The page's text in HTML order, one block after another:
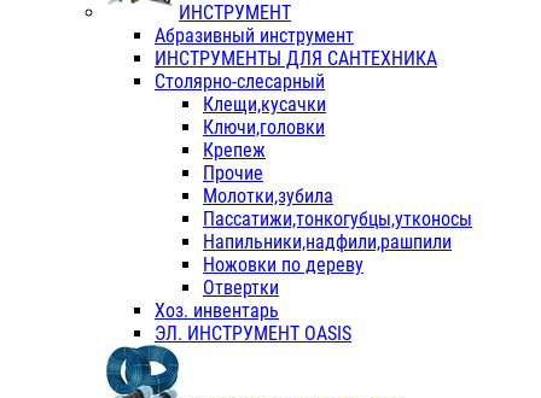
ИНСТРУМЕНТ
Абразивный инструмент
ИНСТРУМЕНТЫ ДЛЯ САНТЕХНИКА
Столярно-слесарный
Клещи,кусачки
Ключи,головки
Крепеж
Прочие
Молотки,зубила
Пассатижи,тонкогубцы,утконосы
Напильники,надфили,рашпили
Ножовки по дереву
Отвертки
Хоз. инвентарь
ЭЛ. ИНСТРУМЕНТ OASIS